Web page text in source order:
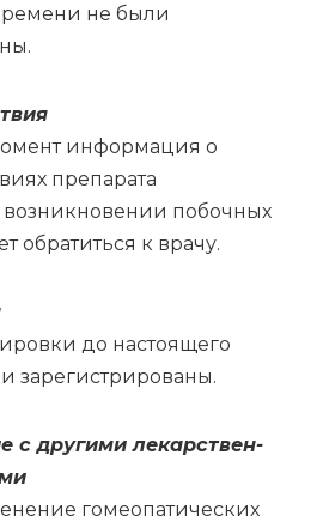
не были
информация о
препарата
возникновении побочных
обратиться к врачу.
до на­сто­я­ще­го
за­ре­ги­стри­ро­ва­ны.
с дру­ги­ми ле­кар­ствен­
го­мео­па­ти­че­ских